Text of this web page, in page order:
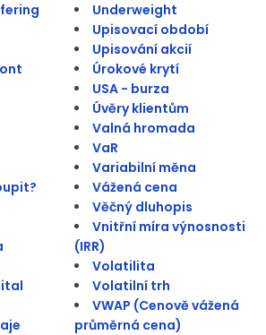
Underweight
Upisovací období
Upisování akcií
Úrokové krytí
USA - burza
Úvěry klientům
Valná hromada
VaR
Variabilní měna
Vážená cena
Věčný dluhopis
Vnitřní míra výnosnosti
(IRR)
Volatilita
Volatilní trh
VWAP (Cenově vážená
průměrná cena)